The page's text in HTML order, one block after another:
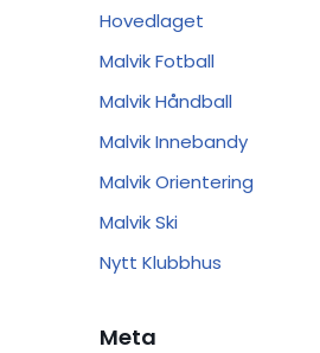
Hovedlaget
Malvik Fotball
Malvik Håndball
Malvik Innebandy
Malvik Orientering
Malvik Ski
Nytt Klubbhus
Meta